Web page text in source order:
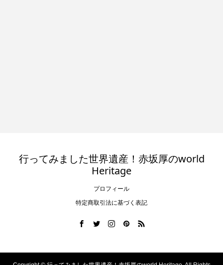
行ってみました世界遺産！赤坂厚のworld
Heritage
プロフィール
特定商取引法に基づく表記